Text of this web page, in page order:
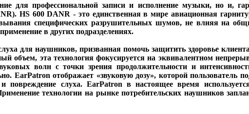
для профессиональной записи и исполнение музыки, но и,
HS 600 DANR - это единственная в мире авиационная
специфических разрушительных шумов, не влияя на
в других подразделениях.
для наушников, призванная помочь защитить здоровье
объем, эта технология фокусируется на эквивалентном
волн с точки зрения продолжительности и
EarPatron отображает «звуковую дозу», которой пользователь
повреждение слуха. EarPatron в настоящее время
технологии на рынке потребительских наушников